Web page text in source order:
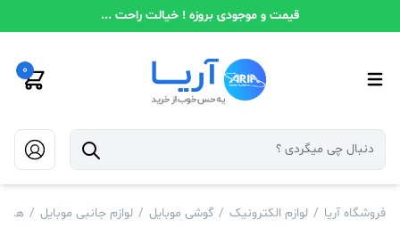
قیمت و موجودی بروزه ! خیالت راحت ...
0
فروشگاه آریا / لوازم الکترونیک / گوشی موبایل / لوازم جانبی موبایل /